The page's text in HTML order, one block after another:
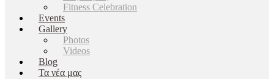
Fitness Celebration
Events
Gallery
Photos
Videos
Blog
Τα νέα μας